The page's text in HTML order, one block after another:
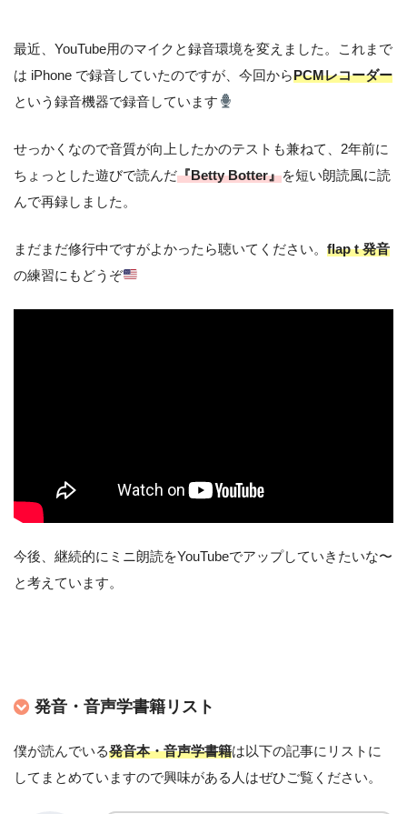
最近、YouTube用のマイクと録音環境を変えました。これまで
は iPhone で録音していたのですが、今回からPCMレコーダー
という録音機器で録音しています
せっかくなので音質が向上したかのテストも兼ねて、2年前に
ちょっとした遊びで読んだ『Betty Botter』を短い朗読風に読
んで再録しました。
まだまだ修行中ですがよかったら聴いてください。 flap t 発音
の練習にもどうぞ
今後、継続的にミニ朗読をYouTubeでアップしていきたいな〜
と考えています。
発音・音声学書籍リスト
僕が読んでいる発音本・音声学書籍は以下の記事にリストに
してまとめていますので興味がある人はぜひご覧ください。